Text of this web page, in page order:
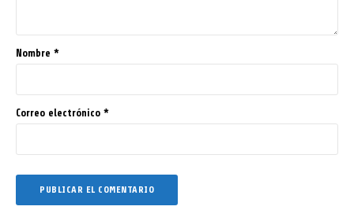
Nombre *
Correo electrónico *